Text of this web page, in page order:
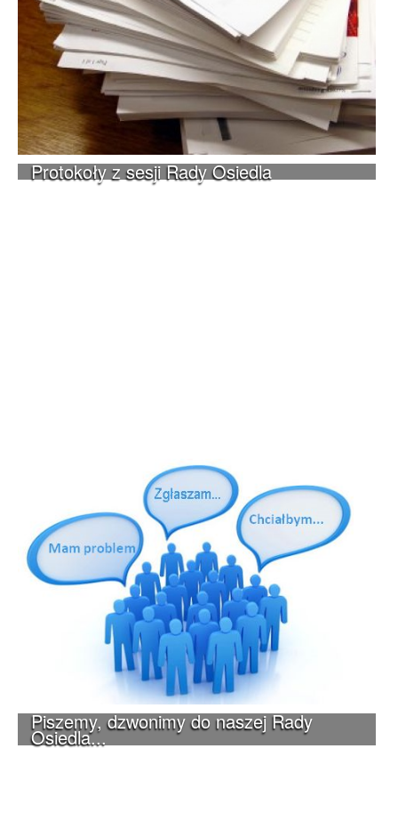
Protokoły z sesji Rady Osiedla
Piszemy, dzwonimy do naszej Rady
Osiedla...